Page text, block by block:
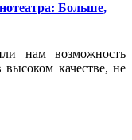
Больше,
нам возможность
качестве, не